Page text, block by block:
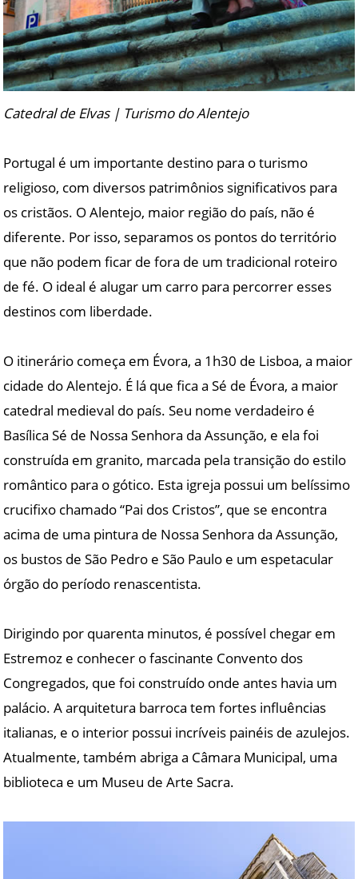
Catedral de Elvas | Turismo do Alentejo
Portugal é um importante destino para o turismo
religioso, com diversos patrimônios significativos para
os cristãos. O Alentejo, maior região do país, não é
diferente. Por isso, separamos os pontos do território
que não podem ficar de fora de um tradicional roteiro
de fé. O ideal é alugar um carro para percorrer esses
destinos com liberdade.
O itinerário começa em Évora, a 1h30 de Lisboa, a maior
cidade do Alentejo. É lá que fica a Sé de Évora, a maior
catedral medieval do país. Seu nome verdadeiro é
Basílica Sé de Nossa Senhora da Assunção, e ela foi
construída em granito, marcada pela transição do estilo
romântico para o gótico. Esta igreja possui um belíssimo
crucifixo chamado “Pai dos Cristos”, que se encontra
acima de uma pintura de Nossa Senhora da Assunção,
os bustos de São Pedro e São Paulo e um espetacular
órgão do período renascentista.
Dirigindo por quarenta minutos, é possível chegar em
Estremoz e conhecer o fascinante Convento dos
Congregados, que foi construído onde antes havia um
palácio. A arquitetura barroca tem fortes influências
italianas, e o interior possui incríveis painéis de azulejos.
Atualmente, também abriga a Câmara Municipal, uma
biblioteca e um Museu de Arte Sacra.